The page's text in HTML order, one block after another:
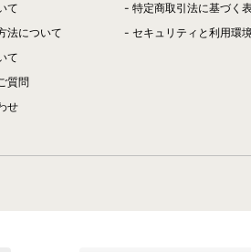
て
法について
て
質問
せ
特定商取引法に基づく
セキュリティと利用環